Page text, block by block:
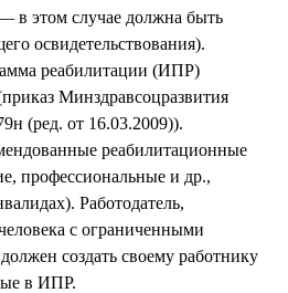
в этом случае должна быть
освидетельствования).
реабилитации (ИПР)
Минздравсоцразвития
(ред. от 16.03.2009)).
реабилитационные
профессиональные и др.,
Работодатель,
с ограниченными
создать своему работнику
в ИПР.